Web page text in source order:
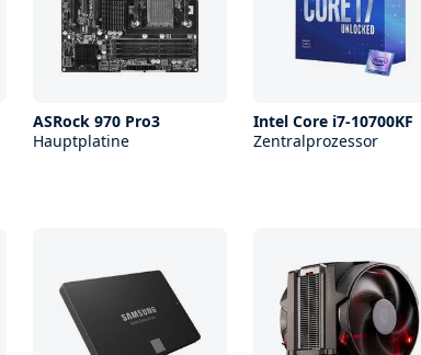
ASRock 970 Pro3
Hauptplatine
Intel Core i7-10700KF
Zentralprozessor